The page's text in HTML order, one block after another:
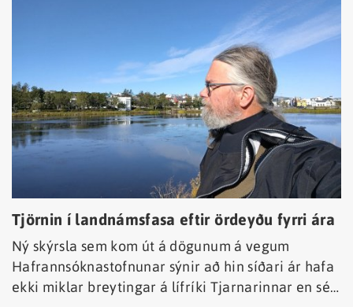
Tjörnin í landnámsfasa eftir ördeyðu fyrri ára
Ný skýrsla sem kom út á dögunum á vegum
Hafrannsóknastofnunar sýnir að hin síðari ár hafa
ekki miklar breytingar á lífríki Tjarnarinnar en sé